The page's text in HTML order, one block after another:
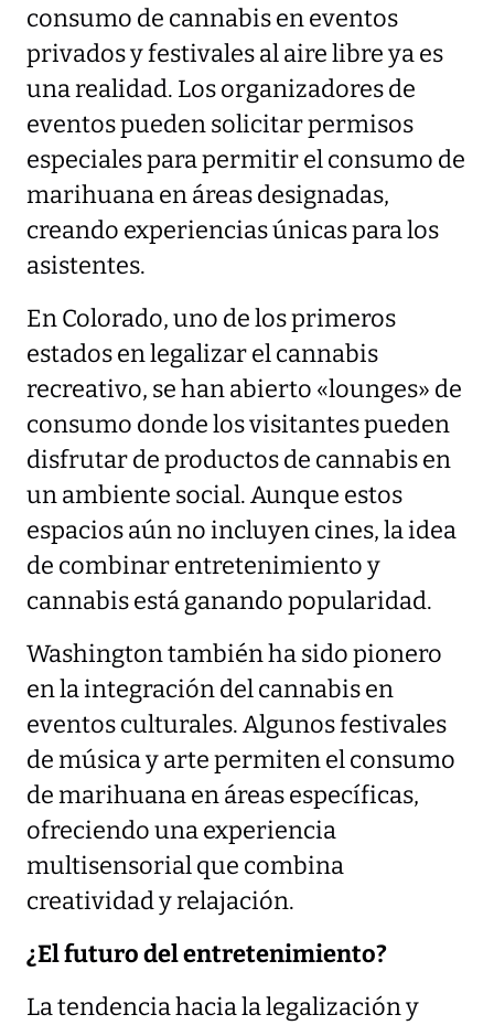
consumo de cannabis en eventos
privados y festivales al aire libre ya es
una realidad. Los organizadores de
eventos pueden solicitar permisos
especiales para permitir el consumo de
marihuana en áreas designadas,
creando experiencias únicas para los
asistentes.
En Colorado, uno de los primeros
estados en legalizar el cannabis
recreativo, se han abierto «lounges» de
consumo donde los visitantes pueden
disfrutar de productos de cannabis en
un ambiente social. Aunque estos
espacios aún no incluyen cines, la idea
de combinar entretenimiento y
cannabis está ganando popularidad.
Washington también ha sido pionero
en la integración del cannabis en
eventos culturales. Algunos festivales
de música y arte permiten el consumo
de marihuana en áreas específicas,
ofreciendo una experiencia
multisensorial que combina
creatividad y relajación.
¿El futuro del entretenimiento?
La tendencia hacia la legalización y